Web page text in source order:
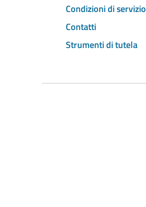
Condizioni di servizio
Contatti
Strumenti di tutela